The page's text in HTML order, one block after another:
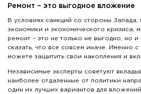
Ремонт – это выгодное вложение
В условиях санкций со стороны Запада,
экономики и экономического кризиса,
ремонт – это не только не выгодно, но
сказать, что все совсем иначе. Именно
можете защитить свои накопления и
Независимые эксперты советуют
наиболее отдаленные от политики
один их лучших вариантов для вложений.